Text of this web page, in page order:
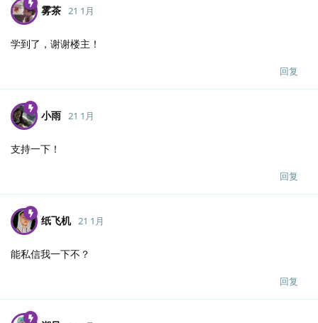
雾茶 21 1月
学到了，谢谢楼主！
回复
小雨 21 1月
支持一下！
回复
纸飞机 21 1月
能私信我一下不？
回复